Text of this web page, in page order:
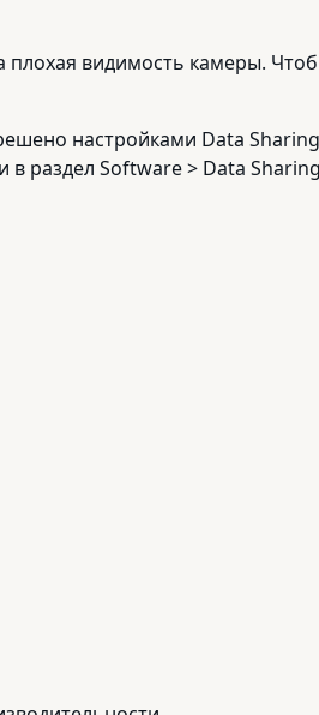
видимость камеры.
настройками Data
раздел Software > Data